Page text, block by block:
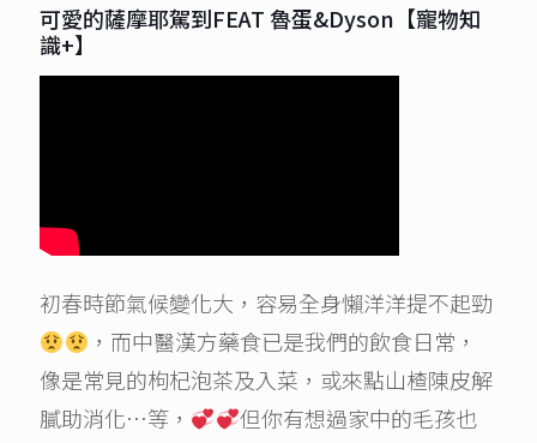
可愛的薩摩耶駕到FEAT 魯蛋&Dyson【寵物知
識+】
初春時節氣候變化大，容易全身懶洋洋提不起勁
，而中醫漢方藥食已是我們的飲食日常，
像是常見的枸杞泡茶及入菜，或來點山楂陳皮解
膩助消化…等，
但你有想過家中的毛孩也